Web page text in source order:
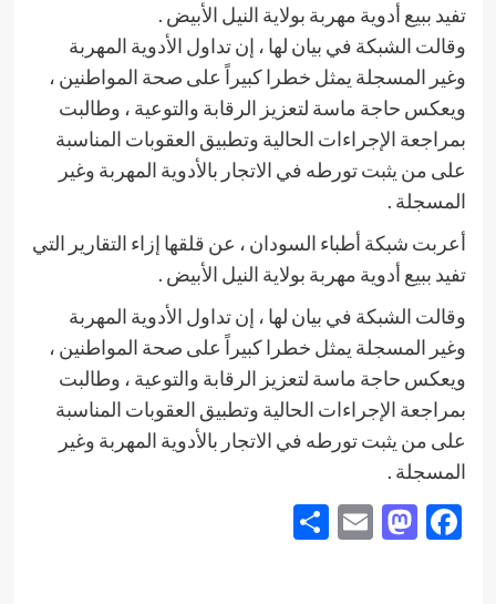
تفيد ببيع أدوية مهربة بولاية النيل الأبيض .
وقالت الشبكة في بيان لها ، إن تداول الأدوية المهربة
وغير المسجلة يمثل خطرا كبيراً على صحة المواطنين ،
ويعكس حاجة ماسة لتعزيز الرقابة والتوعية ، وطالبت
بمراجعة الإجراءات الحالية وتطبيق العقوبات المناسبة
على من يثبت تورطه في الاتجار بالأدوية المهربة وغير
المسجلة .
أعربت شبكة أطباء السودان ، عن قلقها إزاء التقارير التي
تفيد ببيع أدوية مهربة بولاية النيل الأبيض .
وقالت الشبكة في بيان لها ، إن تداول الأدوية المهربة
وغير المسجلة يمثل خطرا كبيراً على صحة المواطنين ،
ويعكس حاجة ماسة لتعزيز الرقابة والتوعية ، وطالبت
بمراجعة الإجراءات الحالية وتطبيق العقوبات المناسبة
على من يثبت تورطه في الاتجار بالأدوية المهربة وغير
المسجلة .
Facebook
Mastodon
Email